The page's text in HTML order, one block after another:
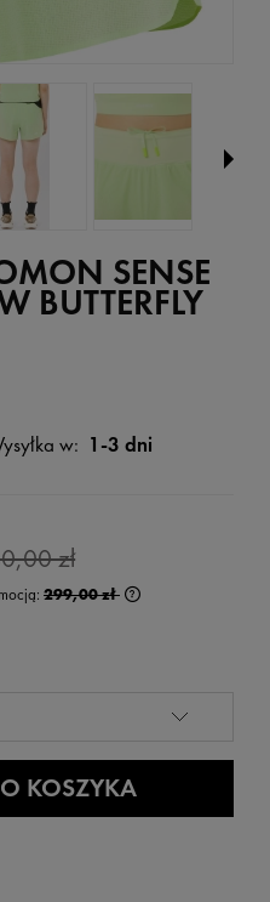
SENSE
BUTTERFLY
w: 1-3 dni
zł
299,00 zł
KOSZYKA